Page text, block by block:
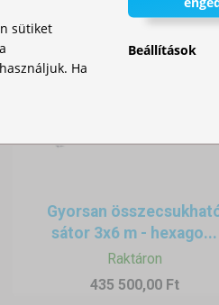
Gyorsan
sátor 3x6 m - hexago...
Raktáron
435 500,00 Ft
sütiket
Ha
Beállítások